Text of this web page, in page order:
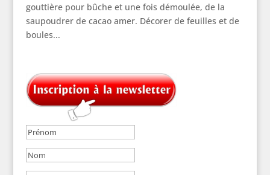
gouttière pour bûche et une fois démoulée, de la
saupoudrer de cacao amer. Décorer de feuilles et de
boules...